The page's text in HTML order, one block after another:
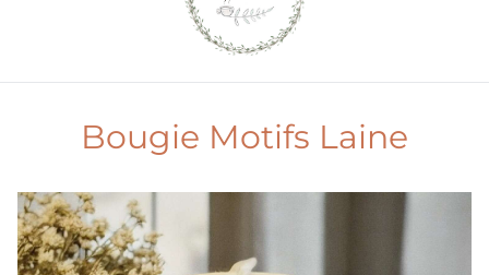
Bougie Motifs Laine